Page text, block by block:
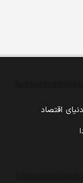
اقتصاد